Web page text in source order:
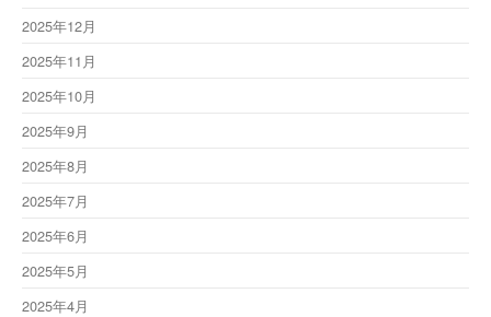
2025年12月
2025年11月
2025年10月
2025年9月
2025年8月
2025年7月
2025年6月
2025年5月
2025年4月